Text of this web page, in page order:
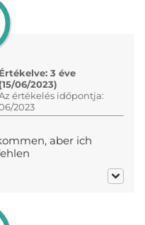
Értékelve: 3 éve
(15/06/2023)
értékelés időpontja:
2023
aber ich